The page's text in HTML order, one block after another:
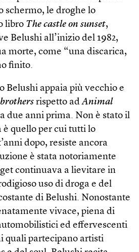
schermo, le droghe lo
libro The castle on sunset,
Belushi all’inizio del 1982,
morte, come “una discarica,
finito.
Belushi appaia più vecchio e
rispetto adAnimal
due anni prima. Non è stato il
quello per cui tutti lo
dopo, resiste ancora
è stata notoriamente
continuava a lievitare in
uso di droga e del
di Belushi. Nonostante
vivace, piena di
ed effervescenti
quali partecipano artisti